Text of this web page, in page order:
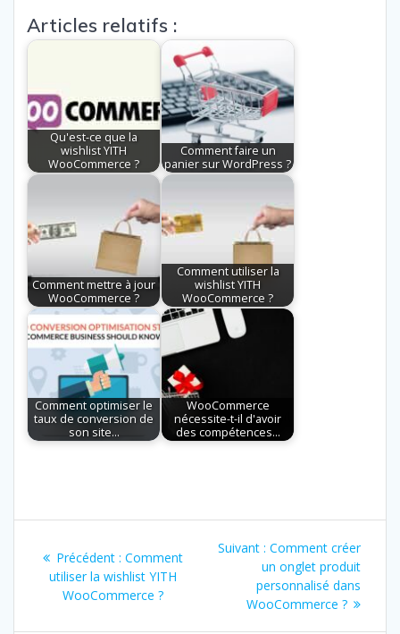
Articles relatifs :
Qu'est-ce que la
wishlist YITH
WooCommerce ?
Comment faire un
panier sur WordPress ?
Comment mettre à jour
WooCommerce ?
Comment utiliser la
wishlist YITH
WooCommerce ?
Comment optimiser le
taux de conversion de
son site…
WooCommerce
nécessite-t-il d'avoir
des compétences…
de
l’article
Précédent : Article
précédent
:
Comment
utiliser la wishlist YITH
WooCommerce ?
Suivant : Article
suivant
:
Comment créer
un onglet produit
personnalisé dans
WooCommerce ?